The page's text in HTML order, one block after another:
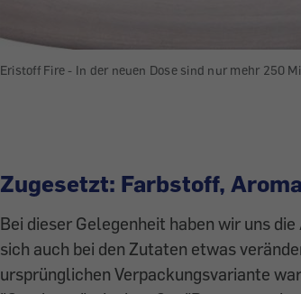
Eristoff Fire - In der neuen Dose sind nur mehr 250
Zugesetzt: Farbstoff,
Bei dieser Gelegenheit haben wir uns
sich auch bei den Zutaten etwas
ursprünglichen Verpackungsvariante